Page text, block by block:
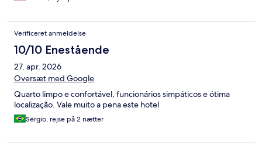
across the street was perfect for a quick pastry or yogurt and
Verificeret anmeldelse
10/10 Enestående
27. apr. 2026
Oversæt med Google
Quarto limpo e confortável, funcionários simpáticos e ótima
localização. Vale muito a pena este hotel
Sérgio, rejse på 2 nætter